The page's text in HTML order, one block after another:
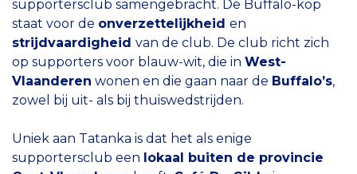
supportersclub samengebracht. De Buffalo-kop
staat voor de onverzettelijkheid en
strijdvaardigheid van de club. De club richt zich
op supporters voor blauw-wit, die in West-
Vlaanderen wonen en die gaan naar de Buffalo’s,
zowel bij uit- als bij thuiswedstrijden.
Uniek aan Tatanka is dat het als enige
supportersclub een lokaal buiten de provincie